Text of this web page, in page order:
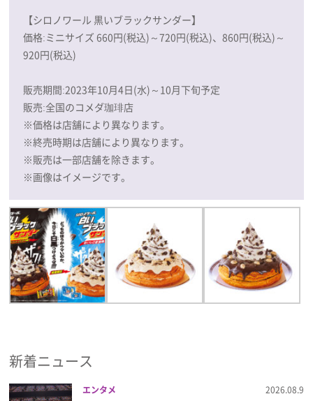
【シロノワール 黒いブラックサンダー】
価格:ミニサイズ 660円(税込)～720円(税込)、860円(税込)～
920円(税込)
販売期間:2023年10月4日(水)～10月下旬予定
販売:全国のコメダ珈琲店
※価格は店舗により異なります。
※終売時期は店舗により異なります。
※販売は一部店舗を除きます。
※画像はイメージです。
新着ニュース
エンタメ 2026.08.9